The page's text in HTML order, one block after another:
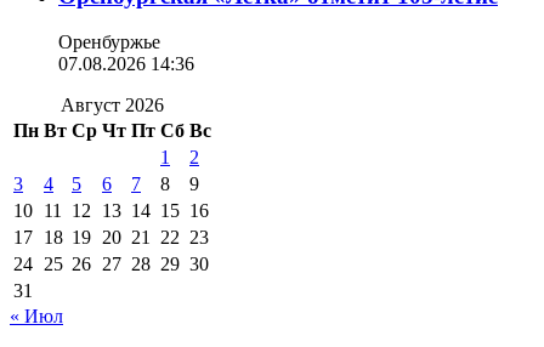
Оренбуржье
07.08.2026 14:36
Август 2026
Пн Вт Ср Чт Пт Сб Вс
1
2
3
4 5 6 7 8
9
10 11 12 13 14 15 16
17 18 19 20 21 22 23
24 25 26 27 28 29 30
31
« Июл